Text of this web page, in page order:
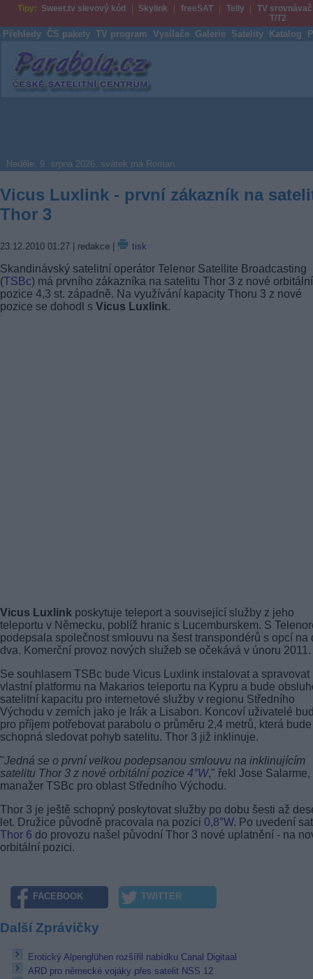
Tipy: Sweet.tv slevový kód Skylink freeSAT Telly
TV srovnávač
T/T2
Přehledy ČS pakety TV program Vysílače Galerie Satelity Katalog
Parabola.cz
Neděle, 9. srpna 2026, svátek má Roman
Vicus Luxlink - první zákazník na
Thor 3
23.12.2010 01:27 | redakce | tisk
Skandinávský satelitní operátor Telenor Satellite Broadcasting
(TSBc) má prvního zákazníka na satelitu Thor 3 z nové orbitální
pozice 4,3 st. západně. Na využívání kapacity Thoru 3 z nové
pozice se dohodl s Vicus Luxlink.
Vicus Luxlink poskytuje teleport a související služby z jeho
teleportu v Německu, poblíž hranic s Lucemburskem. S
podepsala společnost smlouvu na šest transpondérů s opcí na
dva. Komerční provoz nových služeb se očekává v únoru 2011.
Se souhlasem TSBc bude Vicus Luxlink instalovat a spravovat
vlastní platformu na Makarios teleportu na Kypru a bude
satelitní kapacitu pro internetové služby v regionu Středního
Východu v zemích jako je Irák a Lisabon. Koncoví uživatelé
pro příjem potřebovat parabolu o průměru 2,4 metrů, která bude
schopná sledovat pohyb satelitu. Thor 3 již inklinuje.
"Jedná se o první velkou podepsanou smlouvu na inklinujícím
satelitu Thor 3 z nové orbitální pozice 4°W," řekl Jose Salarme,
manažer TSBc pro oblast Středního Východu.
Thor 3 je ještě schopný poskytovat služby po dobu šesti až
let. Družice původně pracovala na pozici 0,8°W. Po uvedení
Thor 6 do provozu našel původní Thor 3 nové uplatnění - na
orbitální pozici.
FACEBOOK TWITTER
Další Zprávičky
Erotický Alpenglühen rozšířil nabídku Canal Digitaal
ARD pro německé vojáky přes satelit NSS 12